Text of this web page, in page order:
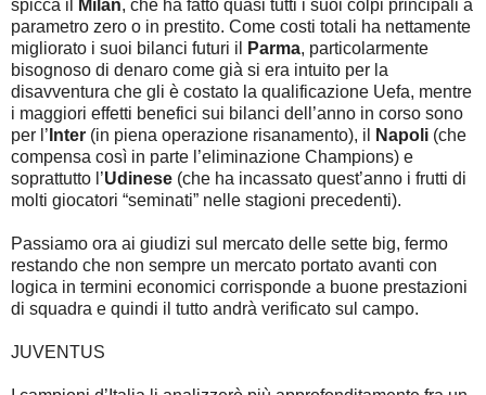
spicca il
Milan, che ha fatto quasi tutti i suoi colpi principali a
parametro zero o in prestito. Come costi totali ha nettamente
migliorato i suoi bilanci futuri il
Parma, particolarmente
bisognoso di denaro come già si era intuito per la
disavventura che gli è costato la qualificazione Uefa, mentre
i maggiori effetti benefici sui bilanci dell’anno in corso sono
per l’ Inter (in piena operazione risanamento), il Napoli (che
compensa così in parte l’eliminazione Champions) e
soprattutto l’Udinese (che ha incassato quest’anno i frutti di
molti giocatori “seminati” nelle stagioni precedenti).
Passiamo ora ai giudizi sul mercato delle sette big, fermo
restando che non sempre un mercato portato avanti con
logica in termini economici corrisponde a buone prestazioni
di squadra e quindi il tutto andrà verificato sul campo.
JUVENTUS